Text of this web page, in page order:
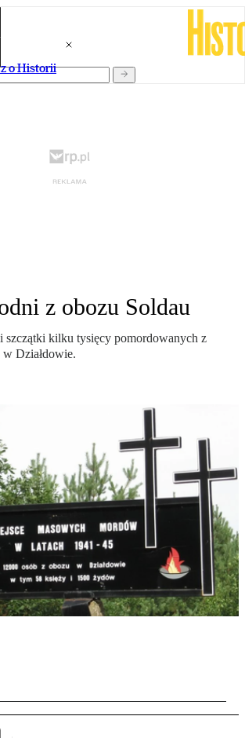
o Historii
z obozu Soldau
szczątki kilku tysięcy pomordowanych z
Działdowie.